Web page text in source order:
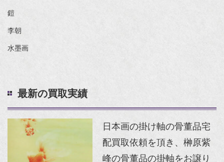
鎧
李朝
水墨画
最新の買取実績
日本画の掛け軸の骨董品宅
配買取依頼を頂き、榊原紫
峰の骨董品の掛軸をお譲り